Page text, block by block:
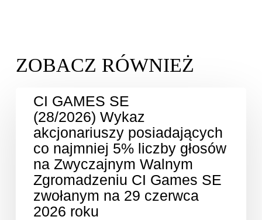
CI GAMES SE
(28/2026) Wykaz
akcjonariuszy posiadających
co najmniej 5% liczby głosów
na Zwyczajnym Walnym
Zgromadzeniu CI Games SE
zwołanym na 29 czerwca
2026 roku